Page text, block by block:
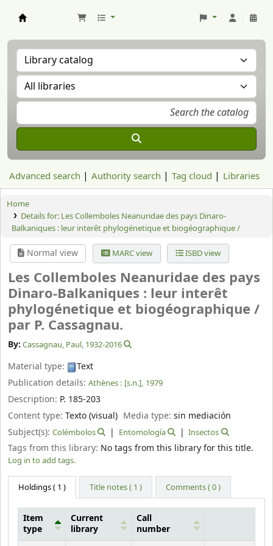
Advanced search Authority search Tag cloud Libraries
Home
Details for: Les Collemboles Neanuridae des pays Dinaro-
Balkaniques : leur interêt phylogénetique et biogéographique /
Normal view MARC view ISBD view
Les Collemboles Neanuridae des pays
Dinaro-Balkaniques : leur interêt
phylogénetique et biogéographique /
par P. Cassagnau.
By: Cassagnau, Paul, 1932-2016
Material type:
Text
Publication details: Athènes : [s.n.], 1979
Description: P. 185-203
Content type: Texto (visual) Media type:sin mediación
Subject(s): Colémbolos Entomología Insectos
Tags from this library: No tags from this library for this title.
Log in to add tags.
Holdings( 1 ) Title notes ( 1 ) Comments ( 0 )
Item
type
Current
library
Call
number